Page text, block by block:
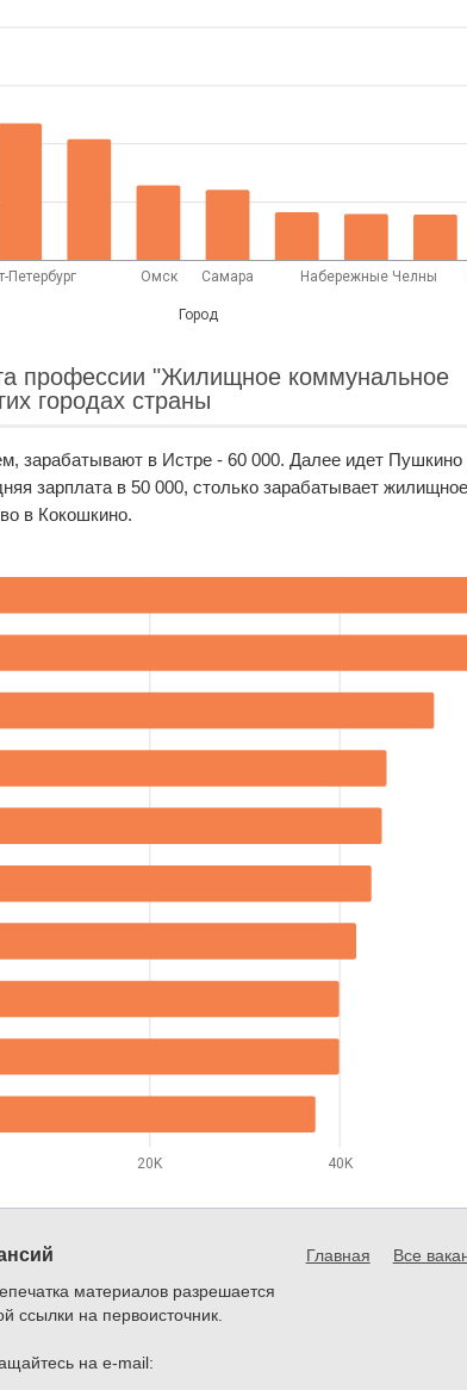
Петербург Омск Самара Набережные Челны
Город
профессии "Жилищное коммунальное
городах страны
зарабатывают в Истре - 60 000. Далее идет Пушкино
зарплата в 50 000, столько зарабатывает жилищное
в Кокошкино.
20K 40K
материалов разрешается
ссылки на первоисточник.
на e-mail:
Главная Все